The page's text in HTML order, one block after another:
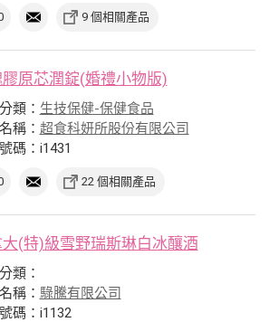
9 個相關產品
原芯潤錠(婚禮小物版)
類： 生技保健-保健食品
稱： 超食科妍所股份有限公司
碼：i1431
22 個相關產品
(特)級雪野瑞斯琳白冰釀酒
類：
稱： 騄騰有限公司
碼：i1132